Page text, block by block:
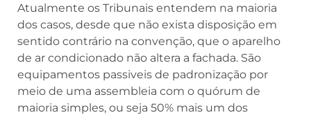
Atualmente os Tribunais entendem na maioria
dos casos, desde que não exista disposição em
sentido contrário na convenção, que o aparelho
de ar condicionado não altera a fachada. São
equipamentos passiveis de padronização por
meio de uma assembleia com o quórum de
maioria simples, ou seja 50% mais um dos